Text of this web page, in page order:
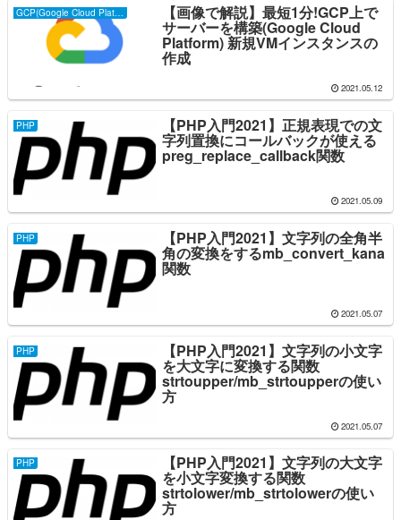
【画像で解説】最短1分!GCP上で
サーバーを構築(Google Cloud
Platform) 新規VMインスタンスの
作成
2021.05.12
PHP 【PHP入門2021】正規表現での文
字列置換にコールバックが使える
preg_replace_callback関数
2021.05.09
PHP 【PHP入門2021】文字列の全角半
角の変換をするmb_convert_kana
関数
2021.05.07
PHP 【PHP入門2021】文字列の小文字
を大文字に変換する関数
strtoupper/mb_strtoupperの使い
方
2021.05.07
PHP 【PHP入門2021】文字列の大文字
を小文字変換する関数
strtolower/mb_strtolowerの使い
方